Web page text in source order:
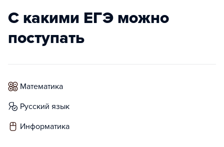
С какими ЕГЭ можно
поступать
математика
русский язык
информатика